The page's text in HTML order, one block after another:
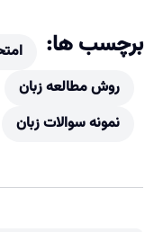
برچسب ها:
روش مطالعه زبان
نمونه سوالات زبان